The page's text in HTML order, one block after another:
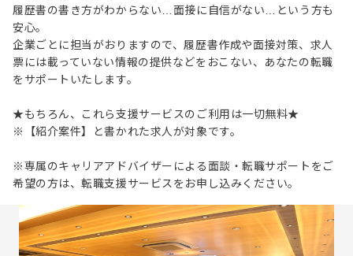
履歴書の書き方がわからない…面接に自信がない…という方も
安心。
企業ごとに担当がおりますので、履歴書作成や面接対策、求人
票には載っていない情報の提供などをおこない、あなたの転職
をサポートいたします。
★もちろん、これら支援サービスのご利用は一切無料★
※【紹介案件】と書かれた求人が対象です。
※専属のキャリアアドバイザーによる面談・転職サポートをご
希望の方は、転職支援サービスをお申し込みください。